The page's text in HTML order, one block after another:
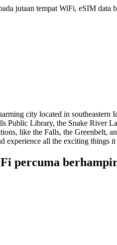
jutaan tempat WiFi, eSIM
city located in southeastern
Public Library, the Snake River
like the Falls, the Greenbelt,
experience all the exciting things it
percuma